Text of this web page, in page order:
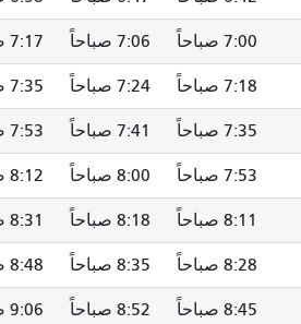
7:17 صباحاً 7:24 صباحاً
7:35 صباحاً 7:43 صباحاً
7:53 صباحاً 8:01 صباحاً
8:12 صباحاً 8:20 صباحاً
8:31 صباحاً 8:39 صباحاً
8:48 صباحاً 8:56 صباحاً
9:06 صباحاً 9:14 صباحاً